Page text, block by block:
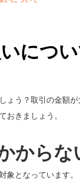
につ
ょう？取引の金額
おきましょう。
からな
象となっています。